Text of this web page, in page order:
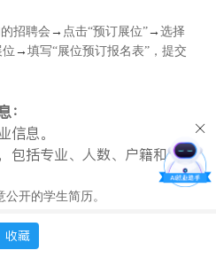
招聘会 → 点击“预订展位”→ 选择
→ 填写“展位预订报名表”，提交
信息。
包括专业、人数、户籍和学
开的学生简历。
收藏